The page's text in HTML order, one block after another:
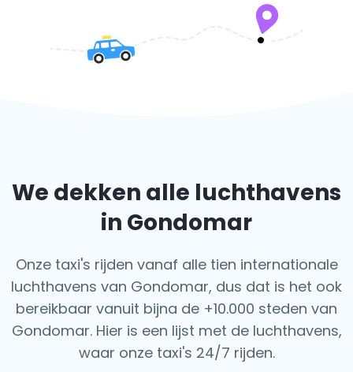
We dekken alle luchthavens
in Gondomar
Onze taxi's rijden vanaf alle tien internationale
luchthavens van Gondomar, dus dat is het ook
bereikbaar vanuit bijna de +10.000 steden van
Gondomar. Hier is een lijst met de luchthavens,
waar onze taxi's 24/7 rijden.